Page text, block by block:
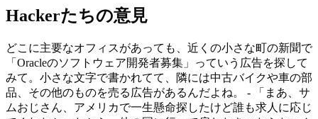
Hackerたちの意見
どこに主要なオフィスがあっても、近くの小さな町の新聞で
「Oracleのソフトウェア開発者募集」っていう広告を探して
みて。小さな文字で書かれてて、隣には中古バイクや車の部
品、その他のものを売る広告があるんだよね。 - 「まあ、サ
ムおじさん、アメリカで一生懸命探したけど誰も求人に応じ